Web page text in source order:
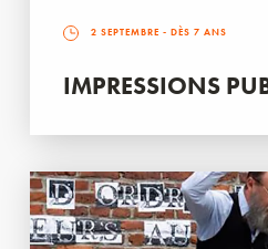
2 SEPTEMBRE - DÈS 7 ANS
IMPRESSIONS